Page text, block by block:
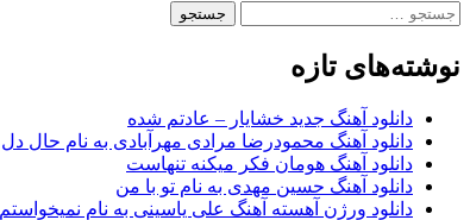
جستجو
نوشته‌های تازه
دانلود آهنگ جدید خشایار – عادتم شده
دانلود آهنگ محمودرضا مرادی مهرآبادی به نام حال دل
دانلود آهنگ هومان فکر میکنه تنهاست
دانلود آهنگ حسین مهدی به نام تو با من
دانلود ورژن آهسته آهنگ علی یاسینی به نام نمیخواستم